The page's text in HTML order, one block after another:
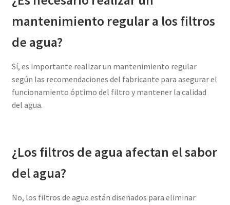
mantenimiento regular a los filtros
de agua?
Sí, es importante realizar un mantenimiento regular
según las recomendaciones del fabricante para asegurar el
funcionamiento óptimo del filtro y mantener la calidad
del agua.
¿Los filtros de agua afectan el sabor
del agua?
No, los filtros de agua están diseñados para eliminar